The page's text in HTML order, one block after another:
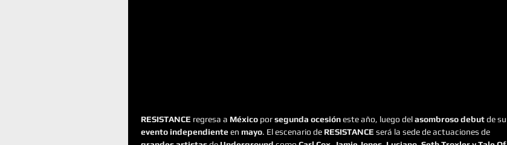
RESISTANCE regresa a México por segunda ocesión este año, luego del asombroso debut de su
evento independiente en mayo. El escenario de RESISTANCE será la sede de actuaciones de